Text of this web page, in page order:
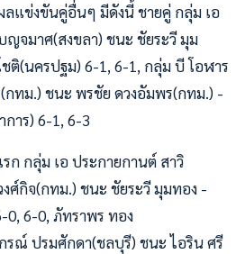
ลแข่งขันคู่อื่นๆ มีดังนี้ ชายคู่ กลุ่ม เอ
ญจมาศ(สงขลา) ชนะ ชัยระวี มุม
ติ(นครปฐม) 6-1, 6-1, กลุ่ม บี โอฬาร
กทม.) ชนะ พรชัย ดวงอัมพร(กทม.) -
าร) 6-1, 6-3
กลุ่ม เอ ประกายกานต์ สาวิ
ศ์กิจ(กทม.) ชนะ ชัยระวี มุมทอง -
6-0, ภัทราพร ทอง
ณ์ ปรมศักดา(ชลบุรี) ชนะ ไอริน ศรี